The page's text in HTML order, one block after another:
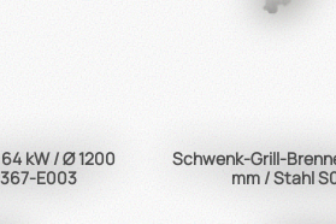
kW / Ø 1200
E003
Schwenk-Grill-
mm / Stahl